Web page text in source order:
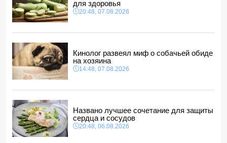
Прогноз погоды в Азербайджане на 8 августа
12:48, 07.08.2026
В Азербайджане ищут сотрудников с зарплатой до 10
12:40, 07.08.2026
для здоровья
20:48, 07.08.2026
Кинолог развеял миф о собачьей обиде
на хозяина
14:48, 07.08.2026
Названо лучшее сочетание для защиты
сердца и сосудов
20:48, 06.08.2026